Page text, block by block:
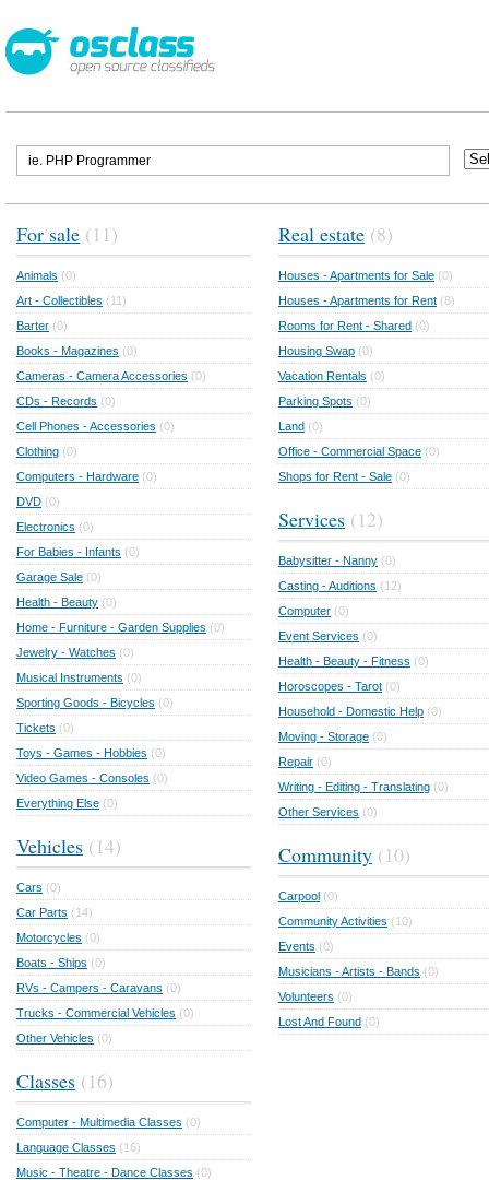
For sale (11)
Animals (0)
Art - Collectibles (11)
Barter (0)
Books - Magazines (0)
Cameras - Camera Accessories (0)
CDs - Records (0)
Cell Phones - Accessories (0)
Clothing (0)
Computers - Hardware (0)
DVD (0)
Electronics (0)
For Babies - Infants (0)
Garage Sale (0)
Health - Beauty (0)
Home - Furniture - Garden Supplies (0)
Jewelry - Watches (0)
Musical Instruments (0)
Sporting Goods - Bicycles (0)
Tickets (0)
Toys - Games - Hobbies (0)
Video Games - Consoles (0)
Everything Else (0)
Vehicles (14)
Cars (0)
Car Parts (14)
Motorcycles (0)
Boats - Ships (0)
RVs - Campers - Caravans (0)
Trucks - Commercial Vehicles (0)
Other Vehicles (0)
Classes (16)
Computer - Multimedia Classes (0)
Language Classes (16)
Music - Theatre - Dance Classes (0)
Real estate (8)
Houses - Apartments for Sale (0)
Houses - Apartments for Rent (8)
Rooms for Rent - Shared (0)
Housing Swap (0)
Vacation Rentals (0)
Parking Spots (0)
Land (0)
Office - Commercial Space (0)
Shops for Rent - Sale (0)
Services (12)
Babysitter - Nanny (0)
Casting - Auditions (12)
Computer (0)
Event Services (0)
Health - Beauty - Fitness (0)
Horoscopes - Tarot (0)
Household - Domestic Help (0)
Moving - Storage (0)
Repair (0)
Writing - Editing - Translating (0)
Other Services (0)
Community (10)
Carpool (0)
Community Activities (10)
Events (0)
Musicians - Artists - Bands (0)
Volunteers (0)
Lost And Found (0)